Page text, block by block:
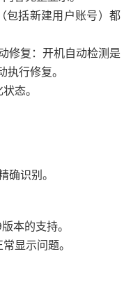
包括新建用户账号）都
修复：开机自动检测是
行修复。
态。
确识别。
本的支持。
显示问题。